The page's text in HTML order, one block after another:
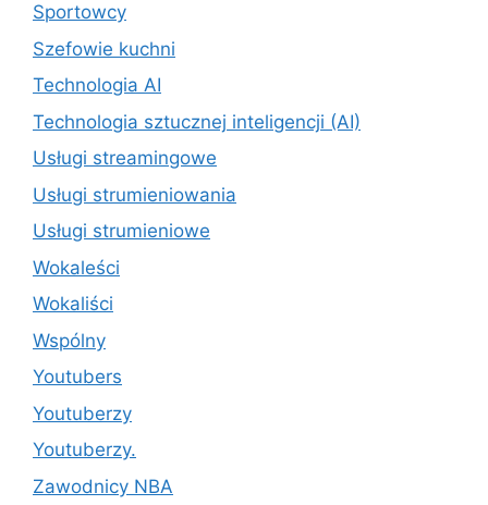
Sportowcy
Szefowie kuchni
Technologia AI
Technologia sztucznej inteligencji (AI)
Usługi streamingowe
Usługi strumieniowania
Usługi strumieniowe
Wokaleści
Wokaliści
Wspólny
Youtubers
Youtuberzy
Youtuberzy.
Zawodnicy NBA